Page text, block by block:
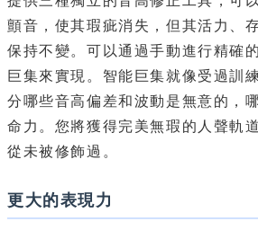
顫音，使其瑕疵消失，但其活力、
保持不變。可以通過手動進行精確
巨集來實現。智能巨集就像受過訓
分哪些音高偏差和波動是無意的，
命力。您將獲得完美無瑕的人聲軌
從未被修飾過。
更大的表現力